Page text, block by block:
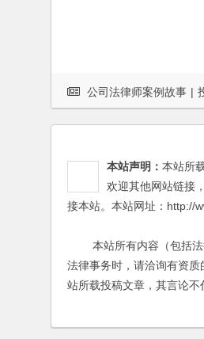
公司法律师案例故事 |
本站声明： 本站所
欢迎其他网站链接
接本站。本站网址：http://
本站所有内容（包括法律
法律事务时，请洽询有资
站所载投稿文章，其言论不